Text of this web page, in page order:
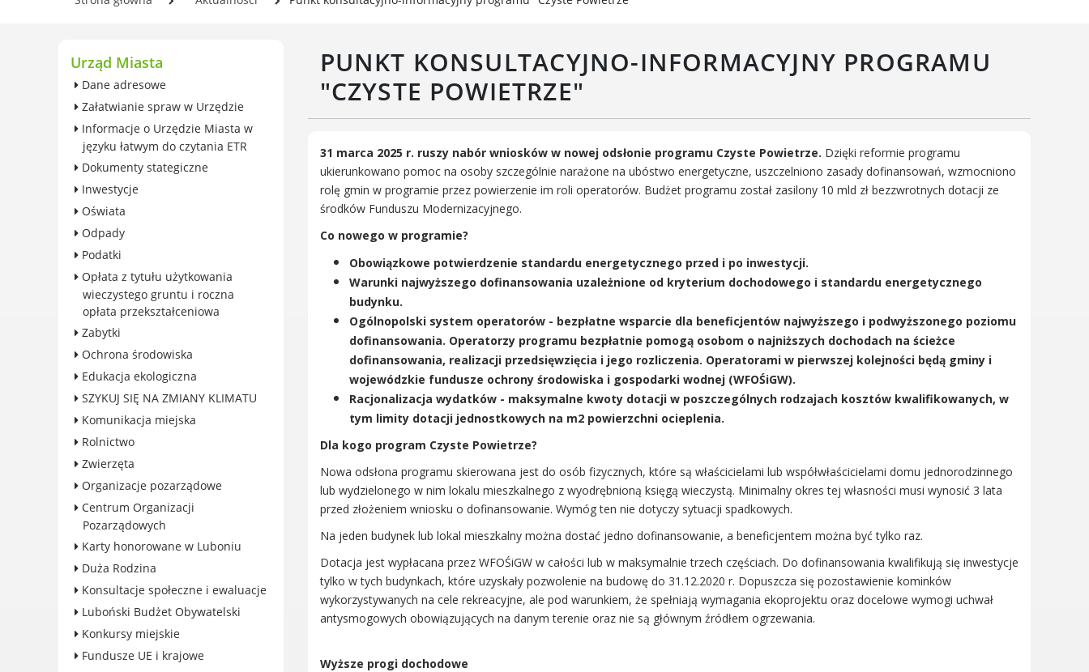
wieczystego gruntu i roczna
Ochrona środowiska
Edukacja ekologiczna
SZYKUJ SIĘ NA ZMIANY
KLIMATU
Komunikacja miejska
Rolnictwo
Zwierzęta
Organizacje pozarządowe
Centrum Organizacji
Pozarządowych
Karty honorowane w Luboniu
Duża Rodzina
Konsultacje społeczne i
ewaluacje
Luboński Budżet Obywatelski
Konkursy miejskie
Fundusze UE i krajowe
GKRPA/Centrum Wsparcia i
Pomocy Rodzinie
BEZPIECZEŃSTWO
Zdrowie
Porady prawne
Wydarzenia
WYBORY
Likwidacja barier - seniorzy i
osoby z
niepełnosprawnościami
Serwisy mapowe
Ogłoszenia o pracę
Plaża Miejska przy ul. Rzecznej
w Luboniu
Rada Gospodarcza
i Przemysłu Rolno-
Spożywczego w Szreniawie
Urząd Skarbowy
Wodne Wody Polskie
PUNKT KONSULTACYJNO-INFORMACYJNY PROGRAMU
"CZYSTE POWIETRZE"
31 marca 2025 r. ruszy nabór wniosków w nowej odsłonie programu Czyste Powietrze. Dzięki reformie programu
ukierunkowano pomoc na osoby szczególnie narażone na ubóstwo energetyczne, uszczelniono zasady dofinansowań, wzmocniono
rolę gmin w programie przez powierzenie im roli operatorów. Budżet programu został zasilony 10 mld zł bezzwrotnych dotacji ze
środków Funduszu Modernizacyjnego.
Co nowego w programie?
Obowiązkowe potwierdzenie standardu energetycznego przed i po inwestycji.
Warunki najwyższego dofinansowania uzależnione od kryterium dochodowego i standardu energetycznego
budynku.
Ogólnopolski system operatorów - bezpłatne wsparcie dla beneficjentów najwyższego i podwyższonego poziomu
dofinansowania. Operatorzy programu bezpłatnie pomogą osobom o najniższych dochodach na ścieżce
dofinansowania, realizacji przedsięwzięcia i jego rozliczenia. Operatorami w pierwszej kolejności będą gminy i
wojewódzkie fundusze ochrony środowiska i gospodarki wodnej (WFOŚiGW).
Racjonalizacja wydatków - maksymalne kwoty dotacji w poszczególnych rodzajach kosztów kwalifikowanych, w
tym limity dotacji jednostkowych na m2 powierzchni ocieplenia.
Dla kogo program Czyste Powietrze?
Nowa odsłona programu skierowana jest do osób fizycznych, które są właścicielami lub współwłaścicielami domu jednorodzinnego
lub wydzielonego w nim lokalu mieszkalnego z wyodrębnioną księgą wieczystą. Minimalny okres tej własności musi wynosić 3 lata
przed złożeniem wniosku o dofinansowanie. Wymóg ten nie dotyczy sytuacji spadkowych.
Na jeden budynek lub lokal mieszkalny można dostać jedno dofinansowanie, a beneficjentem można być tylko raz.
Dotacja jest wypłacana przez WFOŚiGW w całości lub w maksymalnie trzech częściach. Do dofinansowania kwalifikują się inwestycje
tylko w tych budynkach, które uzyskały pozwolenie na budowę do 31.12.2020 r. Dopuszcza się pozostawienie kominków
wykorzystywanych na cele rekreacyjne, ale pod warunkiem, że spełniają wymagania ekoprojektu oraz docelowe wymogi uchwał
antysmogowych obowiązujących na danym terenie oraz nie są głównym źródłem ogrzewania.
Wyższe progi dochodowe
Urząd Miasta
Dane adresowe
Załatwianie spraw w Urzędzie
Informacje o Urzędzie Miasta w
języku łatwym do czytania ETR
Dokumenty stategiczne
Inwestycje
Oświata
Odpady
Podatki
Opłata z tytułu użytkowania
wieczystego gruntu i roczna
opłata przekształceniowa
Zabytki
Ochrona środowiska
Edukacja ekologiczna
SZYKUJ SIĘ NA ZMIANY KLIMATU
Komunikacja miejska
Rolnictwo
Zwierzęta
Organizacje pozarządowe
Centrum Organizacji
Pozarządowych
Karty honorowane w Luboniu
Duża Rodzina
Konsultacje społeczne i ewaluacje
Luboński Budżet Obywatelski
Konkursy miejskie
Fundusze UE i krajowe